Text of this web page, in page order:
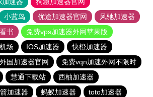
加速器
狗急加速器官网
小蓝鸟 优途加速器官网
风驰加速器
书
免费vps加速器外网苹果版
场 IOS加速器
快橙加速器
国加速器官网
免费vqn加速外网不限时
慧通下载站
西柚加速器
加速器 蚂蚁加速器 toto加速器